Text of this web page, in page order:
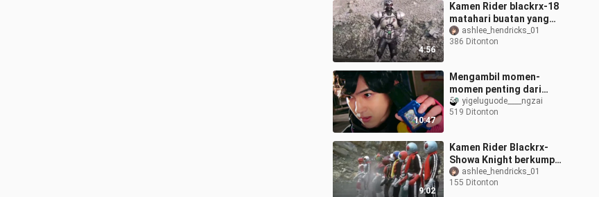
4:56
Kamen Rider blackrx-18
matahari buatan yang
menakutkan
ashlee_hendricks_01
386 Ditonton
10:47
Mengambil momen-
momen penting dari
semua bentuk Kamen
Rider Para-DX
yigeluguode____ngzai
519 Ditonton
9:02
Kamen Rider Blackrx-
Showa Knight berkumpul,
Kaisar Clexis mengambil
keputusan, Gedorion
ashlee_hendricks_01
155 Ditonton